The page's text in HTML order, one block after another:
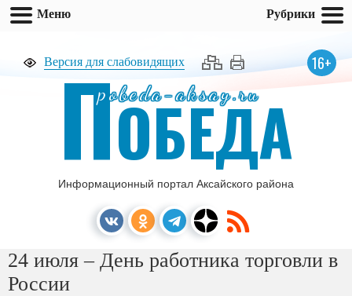
Версия для слабовидящих 16+
pobeda-aksay.ru
ПОБЕДА
Информационный портал Аксайского района
24 июля – День работника торговли в
России
Меню Рубрики